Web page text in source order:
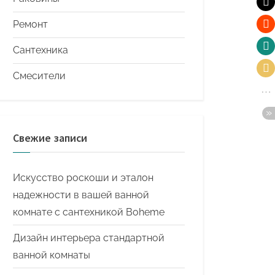
Ремонт
Сантехника
Смесители
Свежие записи
Искусство роскоши и эталон
надежности в вашей ванной
комнате с сантехникой Boheme
Дизайн интерьера стандартной
ванной комнаты